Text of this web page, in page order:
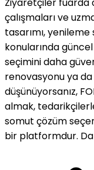
çalışmaları ve
tasarımı,
konularında
seçimini daha
renovasyonu ya
düşünüyorsanız,
almak,
somut çözüm
bir platformdur.